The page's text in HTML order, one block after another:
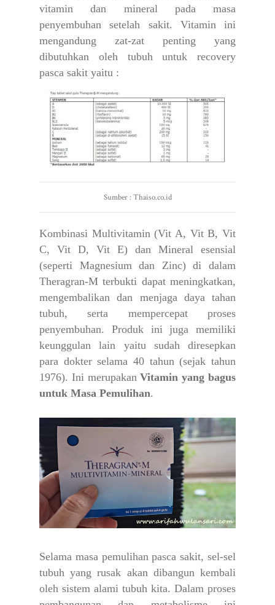
vitamin dan mineral pada masa
penyembuhan setelah sakit. Vitamin ini
mengandung zat-zat penting yang
dibutuhkan oleh tubuh untuk recovery
pasca sakit yaitu :
Sumber : Thaiso.co.id
Kombinasi Multivitamin (Vit A, Vit B, Vit
C, Vit D, Vit E) dan Mineral esensial
(seperti Magnesium dan Zinc) di dalam
Theragran-M terbukti dapat meningkatkan,
mengembalikan dan menjaga daya tahan
tubuh, serta mempercepat proses
penyembuhan. Produk ini juga memiliki
keunggulan lain yaitu sudah diresepkan
para dokter selama 40 tahun (sejak tahun
1976). Ini merupakanVitamin yang bagus
untuk Masa Pemulihan.
Selama masa pemulihan pasca sakit, sel-sel
tubuh yang rusak akan dibangun kembali
oleh sistem alami tubuh kita. Dalam proses